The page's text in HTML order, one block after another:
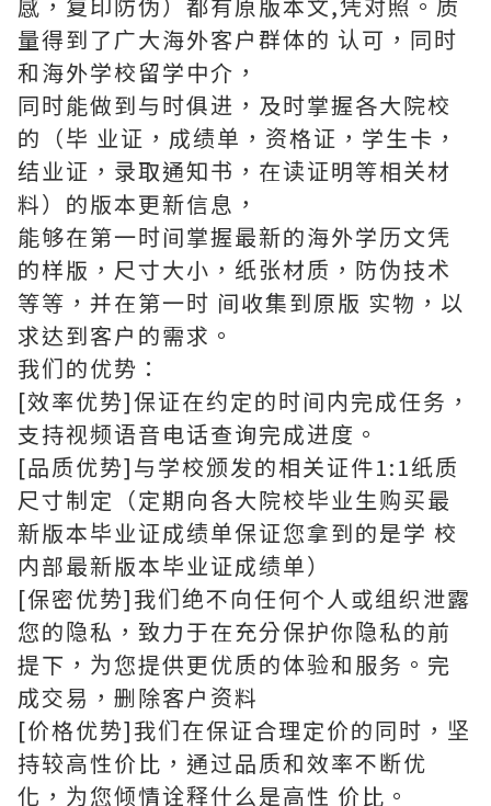
量得到了广大海外客户群体的 认可，同时
和海外学校留学中介，
同时能做到与时俱进，及时掌握各大院校
的（毕 业证，成绩单，资格证，学生卡，
结业证，录取通知书，在读证明等相关材
料）的版本更新信息，
能够在第一时间掌握最新的海外学历文凭
的样版，尺寸大小，纸张材质，防伪技术
等等，并在第一时 间收集到原版 实物，以
求达到客户的需求。
我们的优势：
[效率优势]保证在约定的时间内完成任务，
支持视频语音电话查询完成进度。
[品质优势]与学校颁发的相关证件1:1纸质
尺寸制定（定期向各大院校毕业生购买最
新版本毕业证成绩单保证您拿到的是学 校
内部最新版本毕业证成绩单）
[保密优势]我们绝不向任何个人或组织泄露
您的隐私，致力于在充分保护你隐私的前
提下，为您提供更优质的体验和服务。完
成交易，删除客户资料
[价格优势]我们在保证合理定价的同时，坚
持较高性价比，通过品质和效率不断优
化，为您倾情诠释什么是高性 价比。